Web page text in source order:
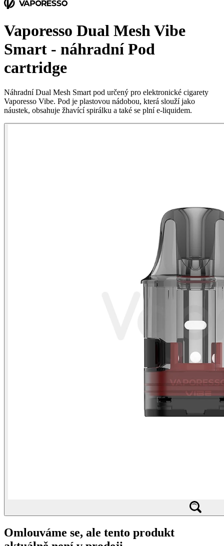
Vaporesso Dual Mesh Vibe
Smart - náhradní Pod
cartridge
Náhradní Dual Mesh Smart pod určený pro elektronické cigarety
Vaporesso Vibe. Pod je plastovou nádobou, která slouží jako
náustek, obsahuje žhavící spirálku a také se plní e-liquidem.
Omlouváme se, ale tento produkt